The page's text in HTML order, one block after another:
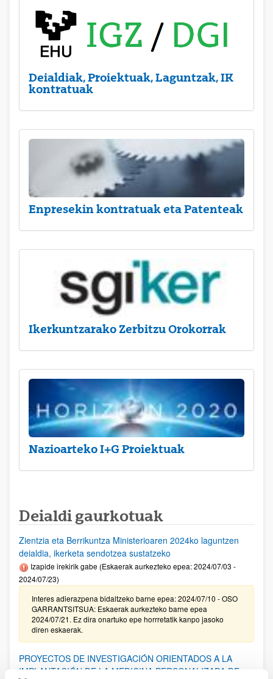
Deialdiak, Proiektuak, Laguntzak, IK
kontratuak
Enpresekin kontratuak eta Patenteak
Ikerkuntzarako Zerbitzu Orokorrak
Nazioarteko I+G Proiektuak
Deialdi gaurkotuak
Zientzia eta Berrikuntza Ministerioaren 2024ko laguntzen
deialdia, ikerketa sendotzea sustatzeko
Izapide irekirik gabe (Eskaerak aurkezteko epea: 2024/07/03 -
2024/07/23)
Interes adierazpena bidaltzeko barne epea: 2024/07/10 - OSO
GARRANTSITSUA: Eskaerak aurkezteko barne epea
2024/07/21. Ez dira onartuko epe horrretatik kanpo jasoko
diren eskaerak.
PROYECTOS DE INVESTIGACIÓN ORIENTADOS A LA
IMPLANTACIÓN DE LA MEDICINA PERSONALIZADA DE